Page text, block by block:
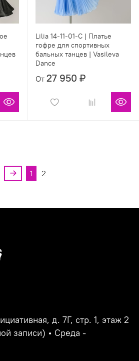
Lilia 14-11-01-С | Платье
гофре для спортивных
бальных танцев | Vasileva
Dance
От 27 950 ₽
1 2
д. 7Г, стр. 1, этаж 2
записи) • Среда -